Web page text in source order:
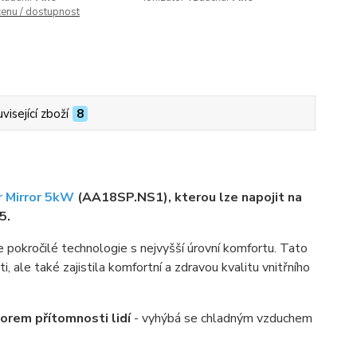
/ dostupnost
zboží 8
Mirror 5kW(AA18SP.NS1), kterou lze napojit na
technologie s nejvyšší úrovní komfortu. Tato
ale také zajistila komfortní a zdravou kvalitu vnitřního
přítomnosti lidí- vyhýbá se chladným vzduchem